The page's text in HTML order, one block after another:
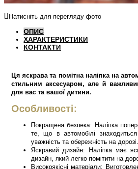
Натисніть для перегляду фото
ОПИС
ХАРАКТЕРИСТИКИ
КОНТАКТИ
Ця яскрава та помітна наліпка на
стильним аксесуаром, але й
для вас та вашої дитини.
Особливості:
Покращена безпека: Наліпка
те, що в автомобілі
уважність та обережність на дорозі.
Яскравий дизайн: Наліпка має
дизайн, який легко помітити на
Високоякісні матеріали: